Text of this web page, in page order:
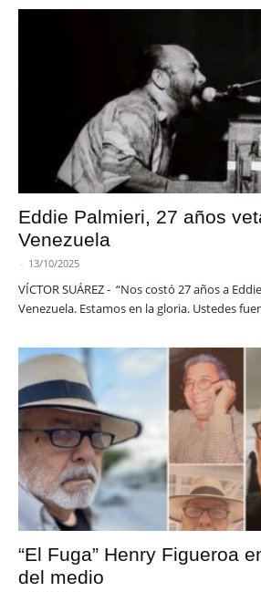
Eddie Palmieri, 27 años
Venezuela
- 13/10/2025
VÍCTOR SUÁREZ - “Nos costó 27 años a
Venezuela. Estamos en la gloria. Ustedes
“El Fuga” Henry Figueroa
del medio